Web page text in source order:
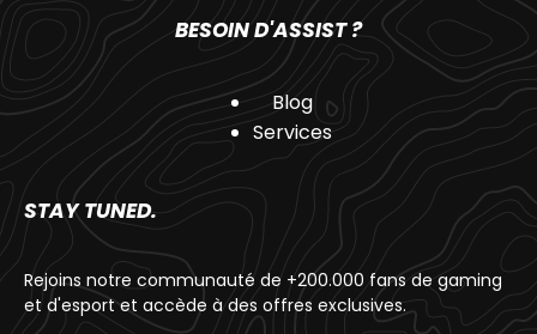
BESOIN D'ASSIST ?
Blog
Services
STAY TUNED.
Rejoins notre communauté de +200.000 fans de gaming
et d'esport et accède à des offres exclusives.